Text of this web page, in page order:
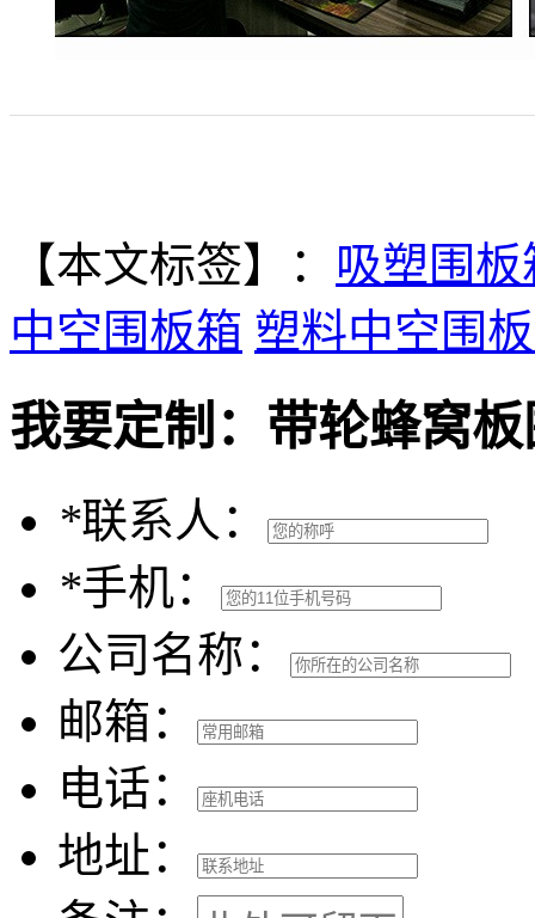
【本文标签】： 吸塑围板
中空围板箱 塑料中空围
我要定制： 带轮蜂窝
*联系人：
*手机：
公司名称：
邮箱：
电话：
地址：